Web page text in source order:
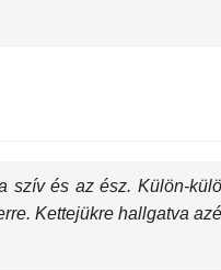
szív és az ész. Külön-
Kettejükre hallgatva